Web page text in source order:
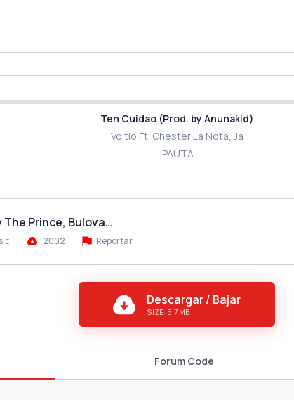
Ten Cuidao (Prod. by Anunakid)
Voltio Ft. Chester La Nota, Ja
IPAUTA
Prince, Bulova…
2002 Reportar
Descargar / Bajar
SIZE: 5.7 MB
Forum Code